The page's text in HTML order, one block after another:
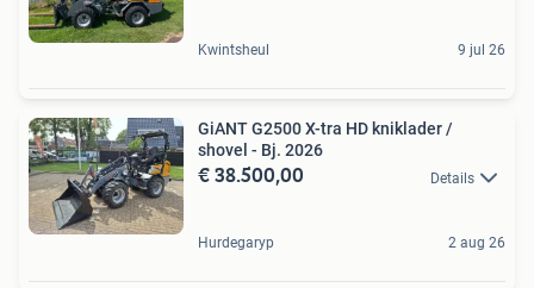
Kwintsheul 9 jul 26
GiANT G2500 X-tra HD kniklader /
shovel - Bj. 2026
€ 38.500,00 Details
Hurdegaryp 2 aug 26